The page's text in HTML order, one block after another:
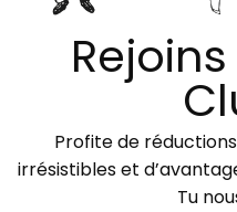
Profite de
irrésistibles et
Tu